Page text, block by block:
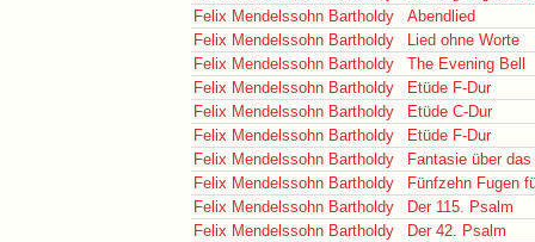
Felix Mendelssohn Bartholdy
Abendlied
Felix Mendelssohn Bartholdy
Lied ohne Worte
Felix Mendelssohn Bartholdy
The Evening Bell
Felix Mendelssohn Bartholdy
Etüde F-Dur
Felix Mendelssohn Bartholdy
Etüde C-Dur
Felix Mendelssohn Bartholdy
Etüde F-Dur
Felix Mendelssohn Bartholdy
Fantasie über
Felix Mendelssohn Bartholdy
Fünfzehn Fugen
Felix Mendelssohn Bartholdy
Der 115. Psalm
Felix Mendelssohn Bartholdy
Der 42. Psalm